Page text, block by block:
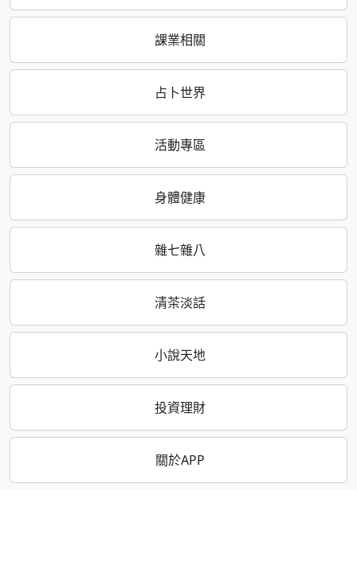
課業相關
占卜世界
活動專區
身體健康
雜七雜八
清茶淡話
小說天地
投資理財
關於APP